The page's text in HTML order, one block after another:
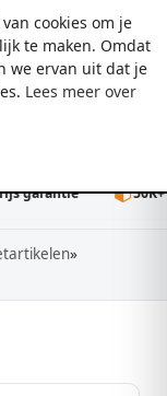
cookies om je
te maken. Omdat
we ervan uit dat je
Lees meer over
0
50K+ direct
»